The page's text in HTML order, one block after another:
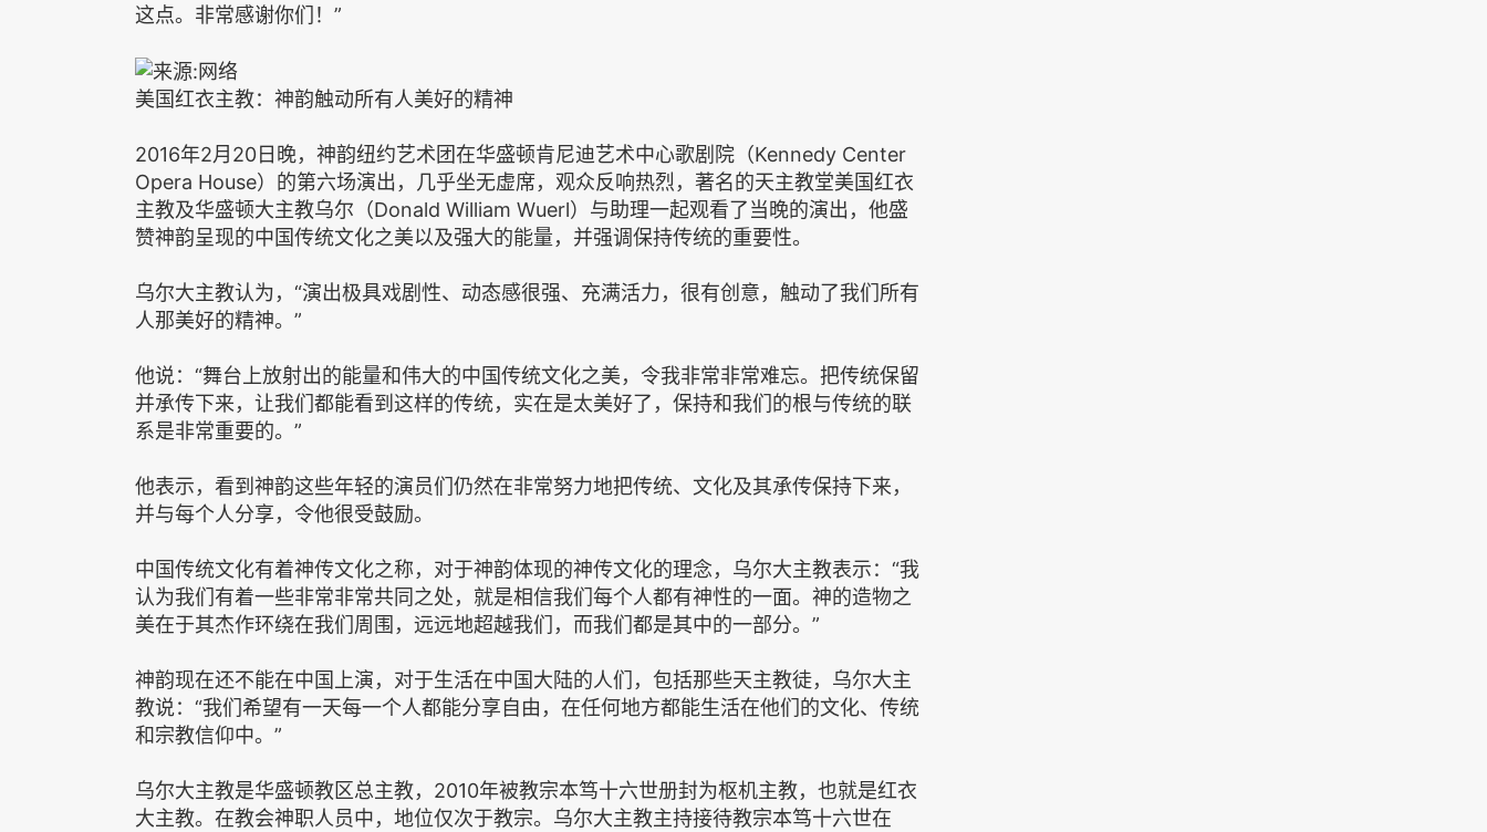
这点。非常感谢你们！”
美国红衣主教：神韵触动所有人美好的精神
2016年2月20日晚，神韵纽约艺术团在华盛顿肯尼迪艺术中心歌剧院（Kennedy Center
Opera House）的第六场演出，几乎坐无虚席，观众反响热烈，著名的天主教堂美国红衣
主教及华盛顿大主教乌尔（Donald William Wuerl）与助理一起观看了当晚的演出，他盛
赞神韵呈现的中国传统文化之美以及强大的能量，并强调保持传统的重要性。
乌尔大主教认为，“演出极具戏剧性、动态感很强、充满活力，很有创意，触动了我们所有
人那美好的精神。”
他说：“舞台上放射出的能量和伟大的中国传统文化之美，令我非常非常难忘。把传统保留
并承传下来，让我们都能看到这样的传统，实在是太美好了，保持和我们的根与传统的联
系是非常重要的。”
他表示，看到神韵这些年轻的演员们仍然在非常努力地把传统、文化及其承传保持下来，
并与每个人分享，令他很受鼓励。
中国传统文化有着神传文化之称，对于神韵体现的神传文化的理念，乌尔大主教表示：“我
认为我们有着一些非常非常共同之处，就是相信我们每个人都有神性的一面。神的造物之
美在于其杰作环绕在我们周围，远远地超越我们，而我们都是其中的一部分。”
神韵现在还不能在中国上演，对于生活在中国大陆的人们，包括那些天主教徒，乌尔大主
教说：“我们希望有一天每一个人都能分享自由，在任何地方都能生活在他们的文化、传统
和宗教信仰中。”
乌尔大主教是华盛顿教区总主教，2010年被教宗本笃十六世册封为枢机主教，也就是红衣
大主教。在教会神职人员中，地位仅次于教宗。乌尔大主教主持接待教宗本笃十六世在